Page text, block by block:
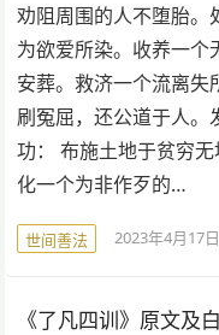
劝阻周围的人不堕胎。
为欲爱所染。收养一
安葬。救济一个流离
刷冤屈，还公道于人。
功： 布施土地于贫穷
化一个为非作歹的…
世间善法 2023年4月17日
《了凡四训》原文及